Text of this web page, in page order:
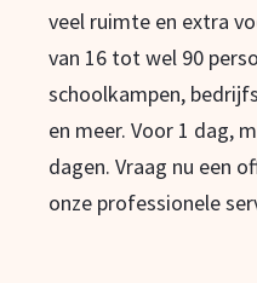
veel ruimte en extra
van 16 tot wel 90
schoolkampen,
en meer. Voor 1 dag,
dagen. Vraag nu een
onze professionele